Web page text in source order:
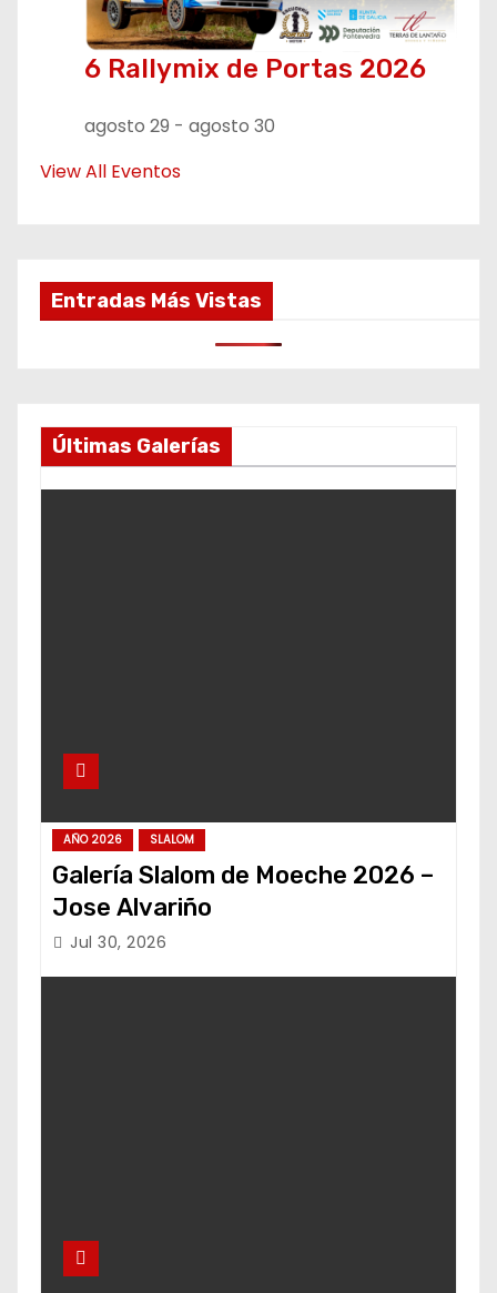
6 Rallymix de Portas 2026
agosto 29 - agosto 30
View All Eventos
Entradas Más Vistas
Últimas Galerías
AÑO 2026 SLALOM
Galería Slalom de Moeche 2026 –
Jose Alvariño
Jul 30, 2026